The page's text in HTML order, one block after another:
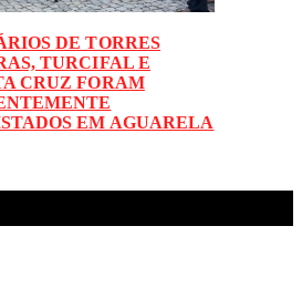
DE TORRES
TURCIFAL E
CRUZ FORAM
EM AGUARELA